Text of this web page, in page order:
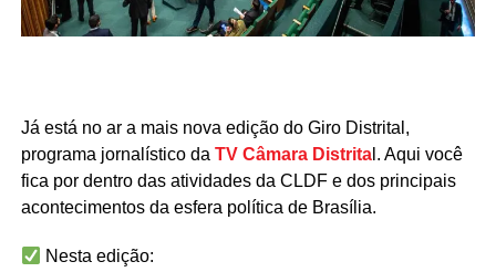
Já está no ar a mais nova edição do Giro Distrital,
programa jornalístico da TV Câmara Distrital. Aqui você
fica por dentro das atividades da CLDF e dos principais
acontecimentos da esfera política de Brasília.
Nesta edição: